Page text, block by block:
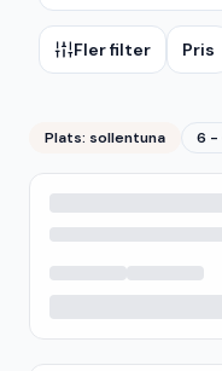
Fler filter Pris
Plats: sollentuna 6 -